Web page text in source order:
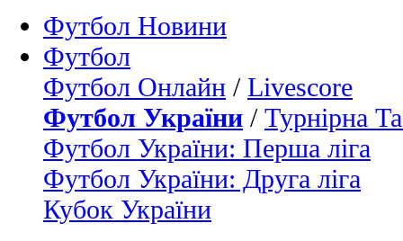
Футбол Новини
Футбол
Футбол Онлайн / Livescore
Футбол України / Турнірна
Футбол України: Перша ліга
Футбол України: Друга ліга
Кубок України